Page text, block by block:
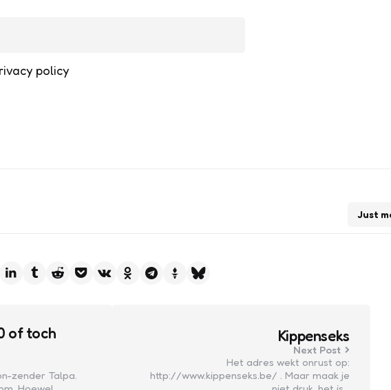
policy
Just
of toch
zender Talpa.
Kippenseks
Next Post
Het adres wekt onrust op:
http://www.kippenseks.be/ . Maar maak je